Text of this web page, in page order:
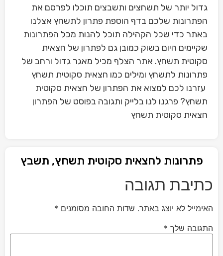
גדול יותר של תשחצים ותשבצים תוכלו לפרסם את
הפתרונות שלכם בדף הוספת פתרון לתשחץ אצלנו
באתר כדי שכל הקהילה תוכל להנות מכל הפתרונות
שקיימים היום בשוק כמובן גם לפתרון של חצאית
סקוטית תשחץ. אתר הצלף מכיל מאגר גדול ורחב של
פתרונות לתשחץ ומילים כמו חצאית סקוטית תשחץ
עזרנו לכם למצוא את הפתרון של חצאית סקוטית
תשחץ? פרגנו לנו בלייק ותגובה בפוסט של הפתרון
חצאית סקוטית תשחץ
פתרונות לחצאית סקוטית תשחץ, תשבץ
כתיבת תגובה
האימייל לא יוצג באתר. שדות החובה מסומנים *
התגובה שלך *